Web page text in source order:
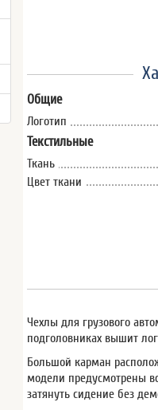
Общие
Логотип
Текстильные
Ткань
Цвет ткани
Чехлы для грузового
подголовниках вышит
Большой карман
модели предусмотрены
затянуть сидение без